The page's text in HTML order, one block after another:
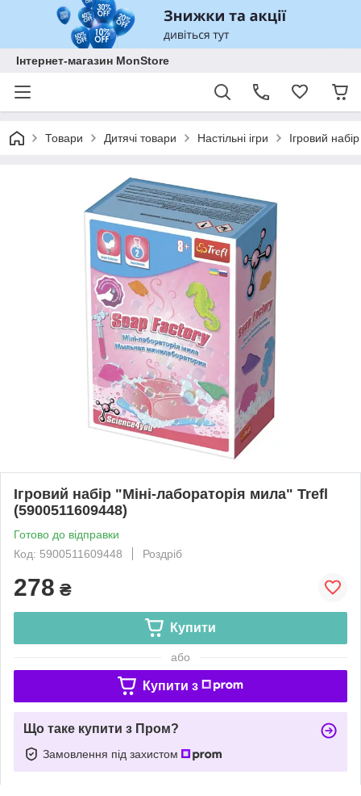
Інтернет-магазин MonStore
Товари Дитячі товари Настільні ігри Ігровий
Ігровий набір "Міні-лабораторія мила" Trefl
(5900511609448)
Готово до відправки
Код: 5900511609448
Роздріб
278 ₴
Купити
або
Купити з
Що таке купити з Пром?
Замовлення під захистом